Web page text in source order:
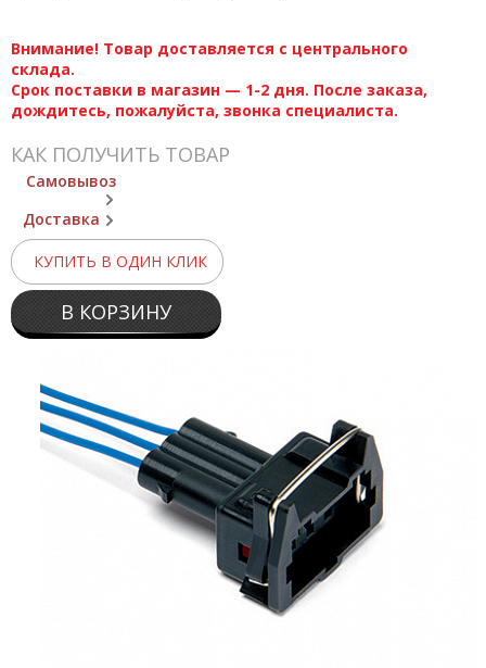
Внимание! Товар доставляется с центрального
склада.
Срок поставки в магазин — 1-2 дня. После заказа,
дождитесь, пожалуйста, звонка специалиста.
КАК ПОЛУЧИТЬ ТОВАР
Самовывоз
Доставка
КУПИТЬ В ОДИН КЛИК
В КОРЗИНУ